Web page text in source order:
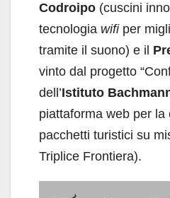
Codroipo (cuscini
tecnologia wifiper
tramite il suono) e il
vinto dal progetto
dell’Istituto
piattaforma web per la
pacchetti turistici su
Triplice Frontiera).